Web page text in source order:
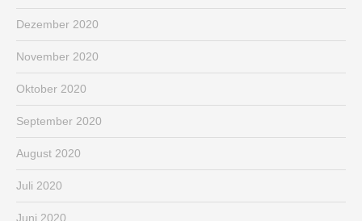
Dezember 2020
November 2020
Oktober 2020
September 2020
August 2020
Juli 2020
Juni 2020